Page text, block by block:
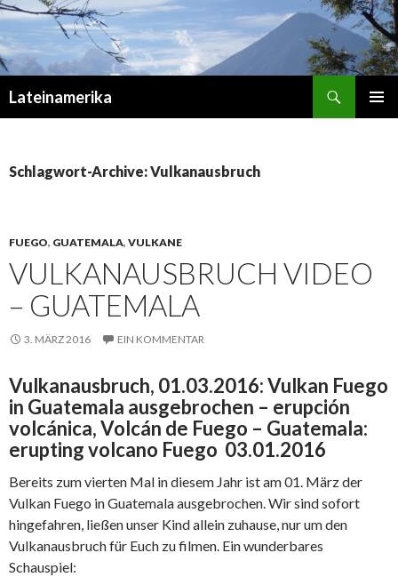
Lateinamerika
Schlagwort-Archive: Vulkanausbruch
FUEGO, GUATEMALA, VULKANE
VULKANAUSBRUCH VIDEO
– GUATEMALA
3. MÄRZ 2016 EIN KOMMENTAR
Vulkanausbruch, 01.03.2016: Vulkan Fuego
in Guatemala ausgebrochen – erupción
volcánica, Volcán de Fuego – Guatemala:
erupting volcano Fuego 03.01.2016
Bereits zum vierten Mal in diesem Jahr ist am 01. März der
Vulkan Fuego in Guatemala ausgebrochen. Wir sind sofort
hingefahren, ließen unser Kind allein zuhause, nur um den
Vulkanausbruch für Euch zu filmen. Ein wunderbares
Schauspiel: